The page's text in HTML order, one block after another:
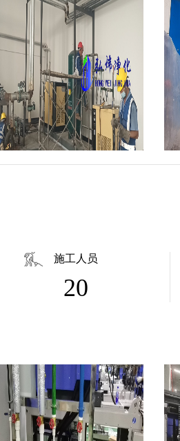
施工人员
20